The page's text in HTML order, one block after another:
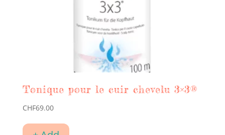
Tonique pour le cuir chevelu 3×3®
CHF69.00